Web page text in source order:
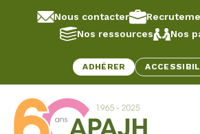
Aller au contenu
Nous contacter
Nos ressources
Nos
ADHÉRER
Panneau de gestion des cookies